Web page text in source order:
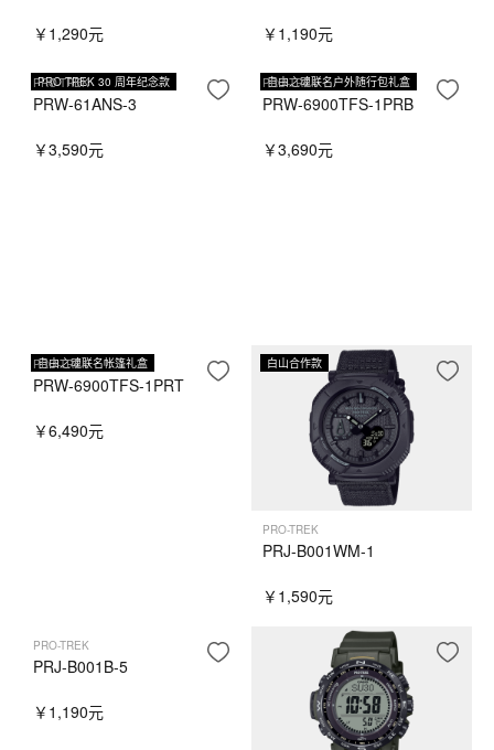
￥1,290元 ￥1,190元
PRO TREK 30 周年纪念款
PRO-TREK
PRW-61ANS-3
￥3,590元
自由之魂联名户外随行包礼盒
PRO-TREK
PRW-6900TFS-1PRB
￥3,690元
自由之魂联名帐篷礼盒
PRO-TREK
PRW-6900TFS-1PRT
￥6,490元
白山合作款
PRO-TREK
PRJ-B001WM-1
￥1,590元
PRO-TREK
PRJ-B001B-5
￥1,190元